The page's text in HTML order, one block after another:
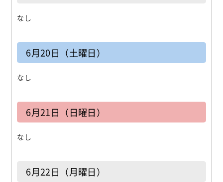
なし
6月20日（土曜日）
なし
6月21日（日曜日）
なし
6月22日（月曜日）